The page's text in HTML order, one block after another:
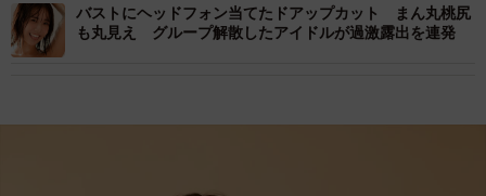
バストにヘッドフォン当てたドアップカット まん丸桃尻
も丸見え グループ解散したアイドルが過激露出を連発